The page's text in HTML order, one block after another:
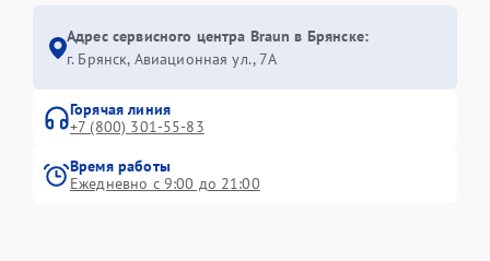
Адрес сервисного центра Braun в Брянске:
г. Брянск, Авиационная ул., 7А
Горячая линия
+7 (800) 301-55-83
Время работы
Ежедневно с 9:00 до 21:00